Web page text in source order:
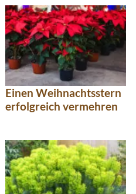
Einen Weihnachtsstern
erfolgreich vermehren